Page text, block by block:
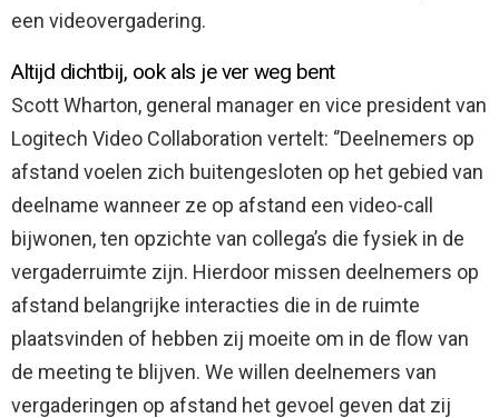
een videovergadering.
Altijd dichtbij, ook als je ver weg bent
Scott Wharton, general manager en vice president van
Logitech Video Collaboration vertelt: ‘’Deelnemers op
afstand voelen zich buitengesloten op het gebied van
deelname wanneer ze op afstand een video-call
bijwonen, ten opzichte van collega’s die fysiek in de
vergaderruimte zijn. Hierdoor missen deelnemers op
afstand belangrijke interacties die in de ruimte
plaatsvinden of hebben zij moeite om in de flow van
de meeting te blijven. We willen deelnemers van
vergaderingen op afstand het gevoel geven dat zij